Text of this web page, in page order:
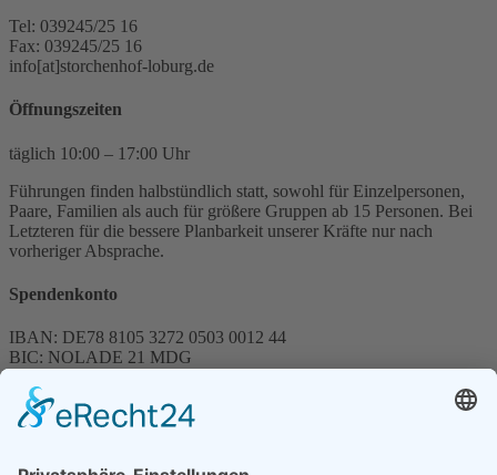
Tel: 039245/25 16
Fax: 039245/25 16
info[at]storchenhof-loburg.de
Öffnungszeiten
täglich 10:00 – 17:00 Uhr
Führungen finden halbstündlich statt, sowohl für Einzelpersonen,
Paare, Familien als auch für größere Gruppen ab 15 Personen. Bei
Letzteren für die bessere Planbarkeit unserer Kräfte nur nach
vorheriger Absprache.
Spendenkonto
IBAN: DE78 8105 3272 0503 0012 44
BIC: NOLADE 21 MDG
Spenden können steuerlich abgesetzt werden